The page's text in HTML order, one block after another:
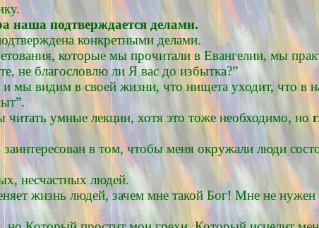
наша подтверждается делами.
конкретными делами.
которые мы прочитали в Евангелии, мы
не благословлю ли Я вас до избытка?”
видим в своей жизни, что нищета уходит, что в
читать умные лекции, хотя это тоже необходимо, но
в том, чтобы меня окружали люди
несчастных людей.
жизнь людей, зачем мне такой Бог! Мне не